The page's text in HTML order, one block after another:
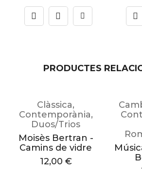
PRODUCTES
Clàssica,
Contemporània,
Duos/Trios
Moisès Bertran -
Camins de vidre
12,00 €